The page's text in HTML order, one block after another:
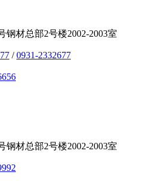
钢材总部2号楼2002-2003室
/0931-2332677
钢材总部2号楼2002-2003室